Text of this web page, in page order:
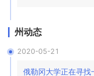
州动态
2020-05-21
俄勒冈大学正在寻